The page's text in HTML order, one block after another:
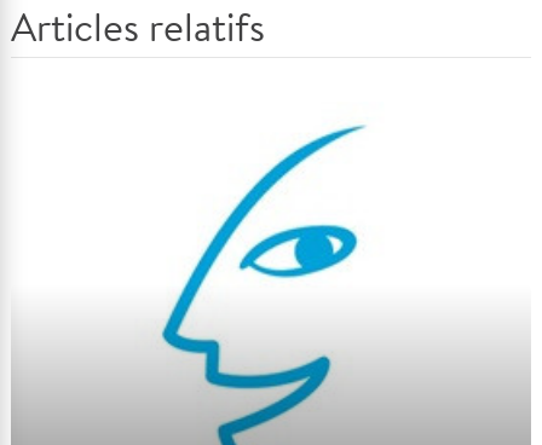
Articles relatifs